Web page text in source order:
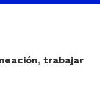
, trabajar